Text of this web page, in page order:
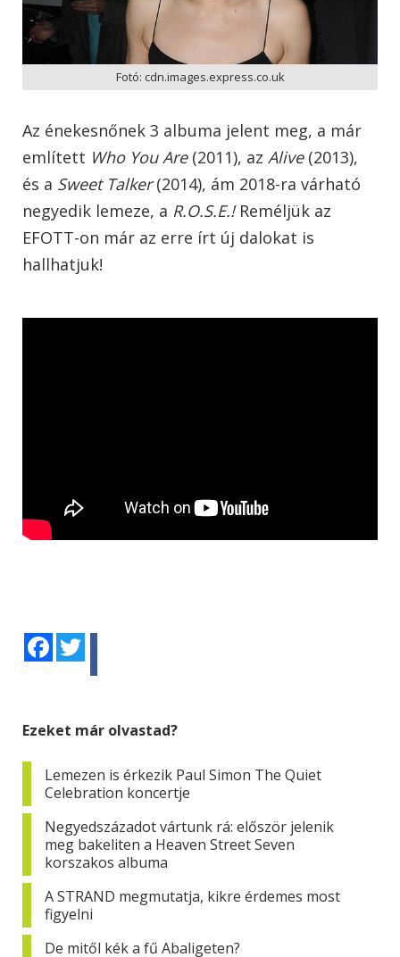
Fotó: cdn.images.express.co.uk
Az énekesnőnek 3 albuma jelent meg, a már
említett Who You Are(2011), az Alive(2013),
és a Sweet Talker(2014), ám 2018-ra várható
negyedik lemeze, a R.O.S.E.!Reméljük az
EFOTT-on már az erre írt új dalokat is
hallhatjuk!
Facebook
Ezeket már olvastad?
Lemezen is érkezik Paul Simon The Quiet
Celebration koncertje
Negyedszázadot vártunk rá: először jelenik
meg bakeliten a Heaven Street Seven
korszakos albuma
A STRAND megmutatja, kikre érdemes most
figyelni
De mitől kék a fű Abaligeten?